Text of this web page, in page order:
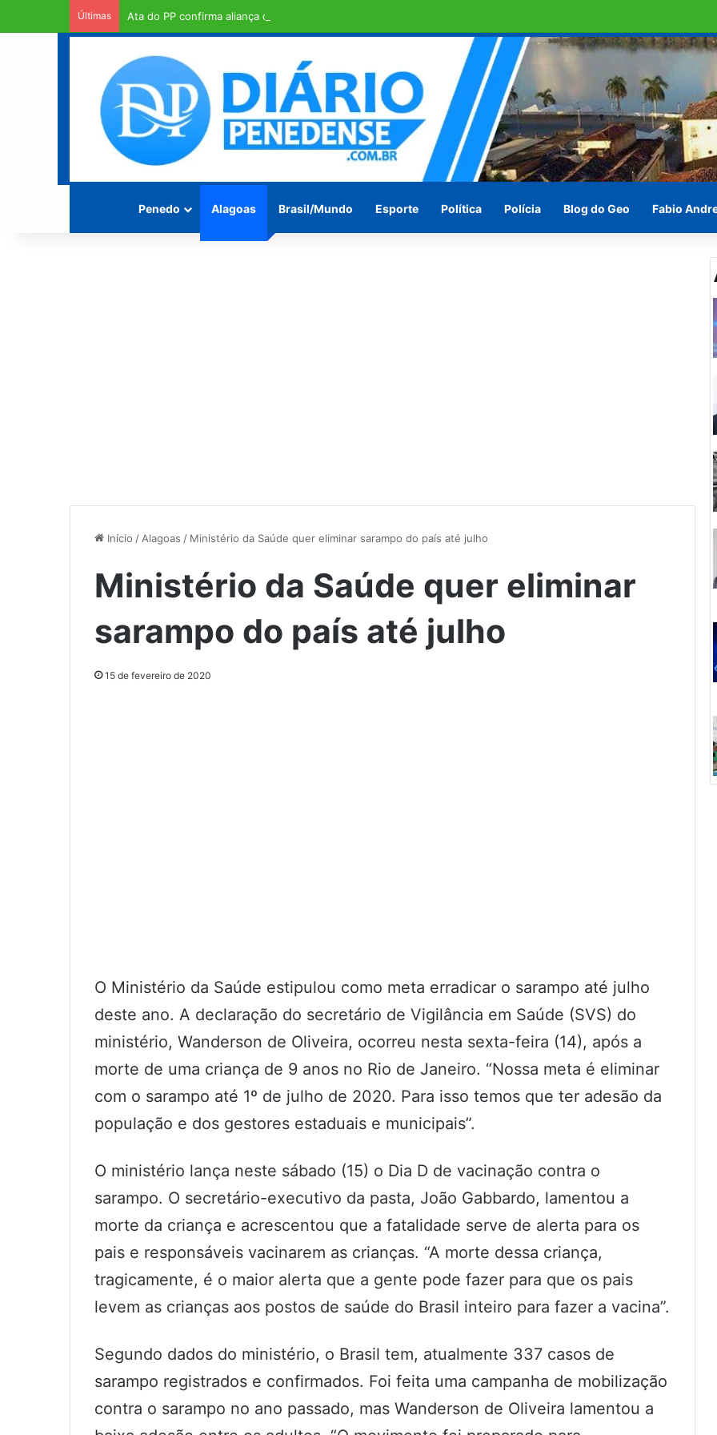
Últimas Ata do PP confirma aliança de Arthur Lira para o Senado e JHC para governador
Penedo Alagoas Brasil/Mundo Esporte Política Polícia Blog do Geo Fabio
Início / Alagoas / Ministério da Saúde quer eliminar sarampo do país até julho
Ministério da Saúde quer eliminar
sarampo do país até julho
15 de fevereiro de 2020
O Ministério da Saúde estipulou como meta erradicar o sarampo até julho
deste ano. A declaração do secretário de Vigilância em Saúde (SVS) do
ministério, Wanderson de Oliveira, ocorreu nesta sexta-feira (14), após a
morte de uma criança de 9 anos no Rio de Janeiro. “Nossa meta é eliminar
com o sarampo até 1º de julho de 2020. Para isso temos que ter adesão da
população e dos gestores estaduais e municipais”.
O ministério lança neste sábado (15) o Dia D de vacinação contra o
sarampo. O secretário-executivo da pasta, João Gabbardo, lamentou a
morte da criança e acrescentou que a fatalidade serve de alerta para os
pais e responsáveis vacinarem as crianças. “A morte dessa criança,
tragicamente, é o maior alerta que a gente pode fazer para que os pais
levem as crianças aos postos de saúde do Brasil inteiro para fazer a vacina”.
Segundo dados do ministério, o Brasil tem, atualmente 337 casos de
sarampo registrados e confirmados. Foi feita uma campanha de mobilização
contra o sarampo no ano passado, mas Wanderson de Oliveira lamentou a